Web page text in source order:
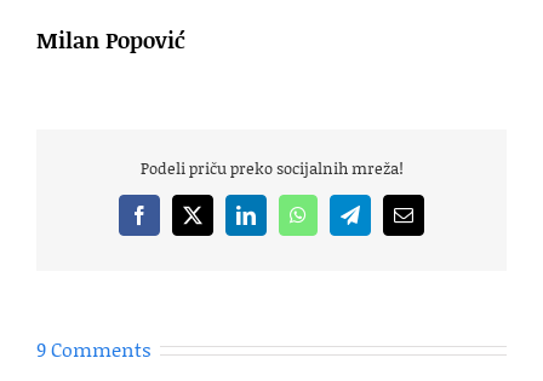
Milan Popović
Podeli priču preko socijalnih mreža!
Facebook
X LinkedInWhatsAppTelegramEmail
9 Comments